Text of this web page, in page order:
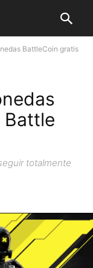
BattleCoin gratis
Battle
totalmente